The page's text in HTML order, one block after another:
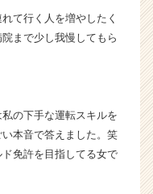
て行く人を増やしたく
まで少し我慢してもら
の下手な運転スキルを
本音で答えました。笑
免許を目指してる女で